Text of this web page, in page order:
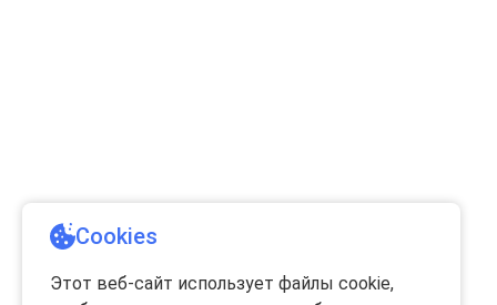
Cookies
Этот веб-сайт использует файлы cookie,